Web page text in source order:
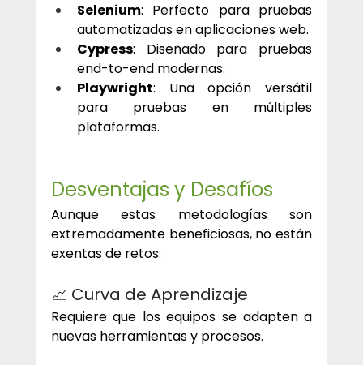
Selenium: Perfecto para pruebas
automatizadas en aplicaciones web.
Cypress: Diseñado para pruebas
end-to-end modernas.
Playwright: Una opción versátil
para pruebas en múltiples
plataformas.
Desventajas y Desafíos
Aunque estas metodologías son
extremadamente beneficiosas, no están
exentas de retos:
📈 Curva de Aprendizaje
Requiere que los equipos se adapten a
nuevas herramientas y procesos.